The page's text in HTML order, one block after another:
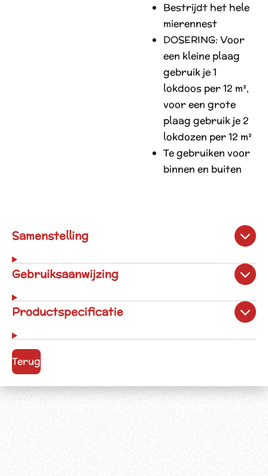
Bestrijdt het hele
mierennest
DOSERING: Voor
een kleine plaag
gebruik je 1
lokdoos per 12 m²,
voor een grote
plaag gebruik je 2
lokdozen per 12 m²
Te gebruiken voor
binnen en buiten
Samenstelling
Gebruiksaanwijzing
Productspecificatie
Terug